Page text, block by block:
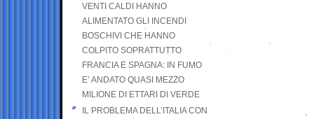
VENTI CALDI HANNO
ALIMENTATO GLI INCENDI
BOSCHIVI CHE HANNO
COLPITO SOPRATTUTTO
FRANCIA E SPAGNA: IN FUMO
E’ ANDATO QUASI MEZZO
MILIONE DI ETTARI DI VERDE
IL PROBLEMA DELL’ITALIA CON